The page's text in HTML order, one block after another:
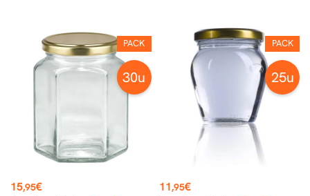
PACK
30u
Prix
15,95€
PACK
25u
Prix
11,95€